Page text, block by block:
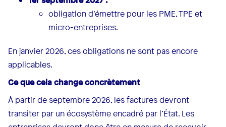
obligation d’émettre pour les PME, TPE et
micro-entreprises.
En janvier 2026, ces obligations ne sont pas encore
applicables.
Ce que cela change concrètement
À partir de septembre 2026, les factures devront
transiter par un écosystème encadré par l’État. Les